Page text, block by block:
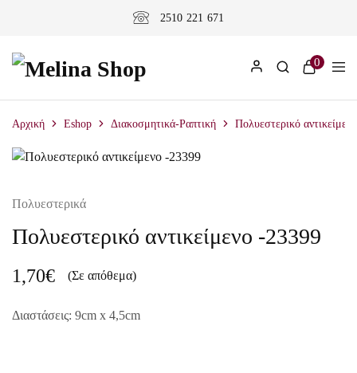
2510 221 671
0
Αρχική Eshop Διακοσμητικά-Ραπτική Πολυεστερικό
Πολυεστερικά
Πολυεστερικό αντικείμενο -23399
1,70€ (Σε απόθεμα)
Διαστάσεις: 9cm x 4,5cm